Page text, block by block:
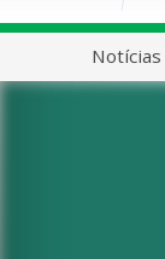
Notícias